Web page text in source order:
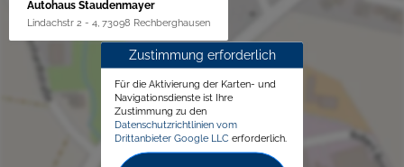
Autohaus Staudenmayer
Lindachstr 2 - 4, 73098 Rechberghausen
Zustimmung erforderlich
Für die Aktivierung der Karten- und
Navigationsdienste ist Ihre
Zustimmung zu den
Datenschutzrichtlinien vom
Drittanbieter Google LLC erforderlich.